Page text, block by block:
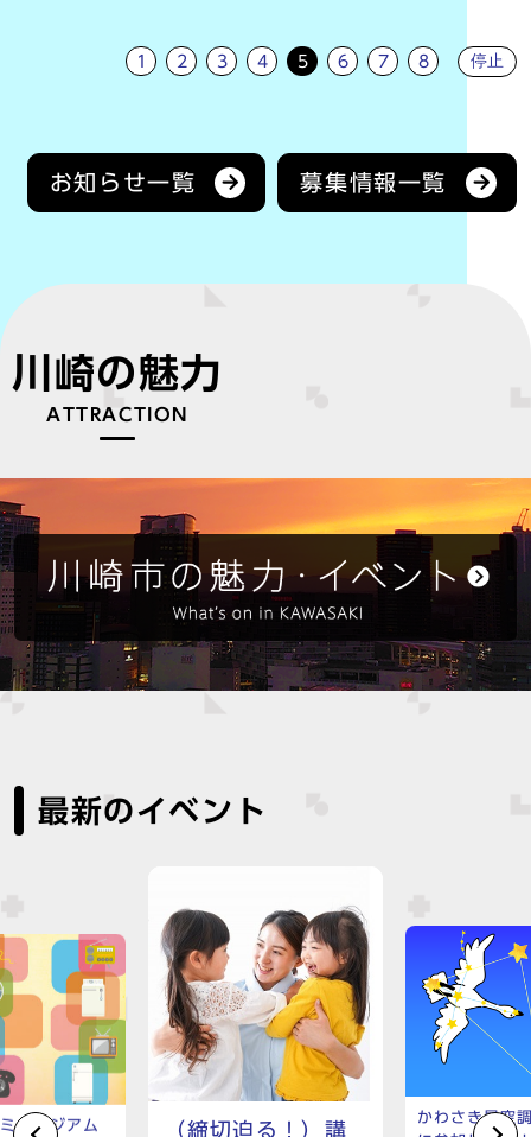
1 2 3 4 5 6 7 8 停止
お知らせ一覧 募集情報一覧
川崎の魅力
ATTRACTION
最新のイベント
ュージアム （締切迫る！）講
かわさき星空